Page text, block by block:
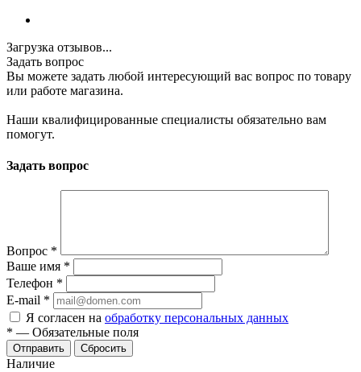
Загрузка отзывов...
Задать вопрос
Вы можете задать любой интересующий вас вопрос по товару
или работе магазина.
Наши квалифицированные специалисты обязательно вам
помогут.
Задать вопрос
Вопрос *
Ваше имя *
Телефон *
E-mail *
Я согласен на обработку персональных данных
* — Обязательные поля
Отправить Сбросить
Наличие